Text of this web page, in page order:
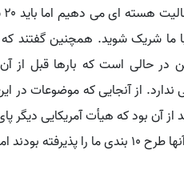
در حالی است که بارها قبل از
از آن بود که هیأت آمریکایی دیگر
پای میز مذاکره آمدند حرف دیگری زدند.